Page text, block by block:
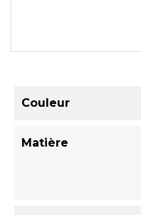
Couleur
Matière